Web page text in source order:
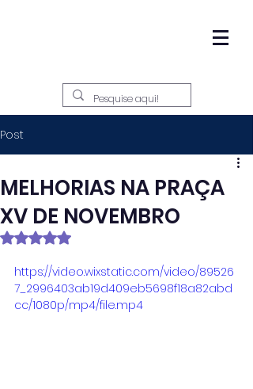
Post
MELHORIAS NA PRAÇA
XV DE NOVEMBRO
Avaliado com NaN de 5 estrelas.
https://video.wixstatic.com/video/89526
7_2996403ab19d409eb5698f18a82abd
cc/1080p/mp4/file.mp4